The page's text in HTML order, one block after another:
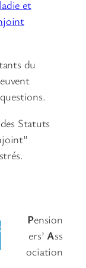
et
du
Statuts
Pension
ers’Ass
ociation